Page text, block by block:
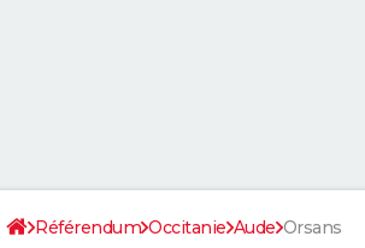
Référendum Occitanie Aude Orsans